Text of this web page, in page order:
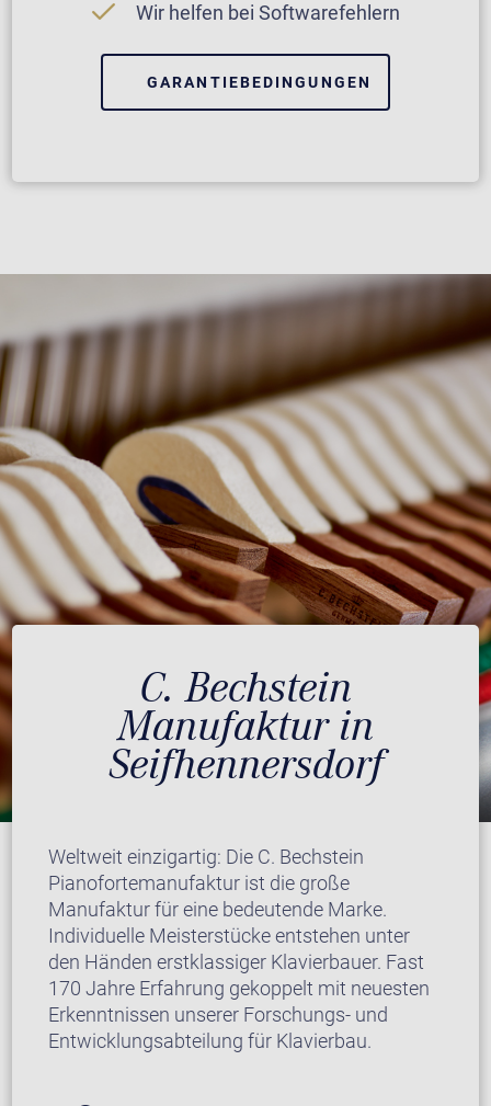
Wir helfen bei Softwarefehlern
GARANTIEBEDINGUNGEN
C. Bechstein
Manufaktur in
Seifhennersdorf
Weltweit einzigartig: Die C. Bechstein
Pianofortemanufaktur ist die große
Manufaktur für eine bedeutende Marke.
Individuelle Meisterstücke entstehen unter
den Händen erstklassiger Klavierbauer. Fast
170 Jahre Erfahrung gekoppelt mit neuesten
Erkenntnissen unserer Forschungs- und
Entwicklungsabteilung für Klavierbau.